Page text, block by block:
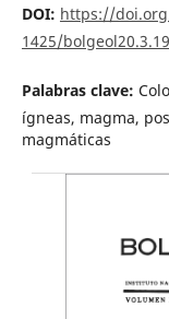
DOI: https://
1425/
Palabras clave:
ígneas, magma,
magmáticas